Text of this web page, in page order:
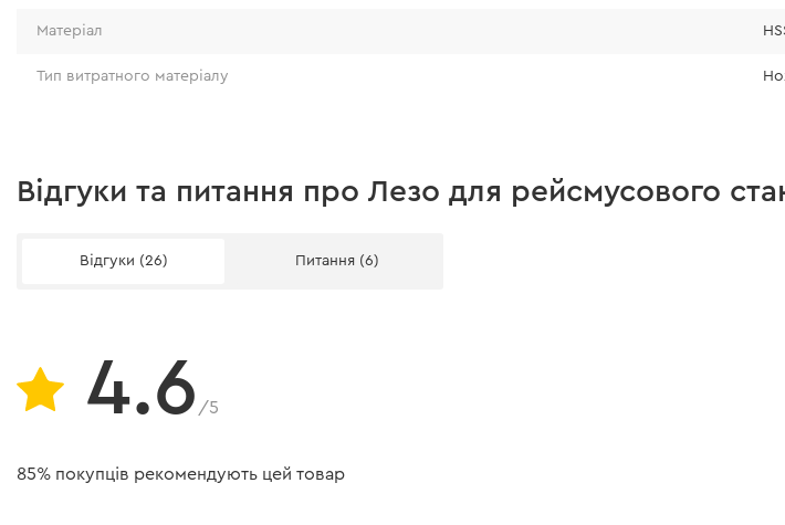
Матеріал
Тип витратного матеріалу
Відгуки та питання про Лезо для рейсмусового
Відгуки (26) Питання (6)
4.6 /5
85% покупців рекомендують цей товар